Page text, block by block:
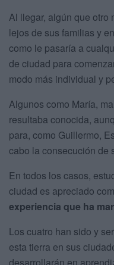
Al llegar, algún que otro
lejos de sus familias y
como le pasaría a
de ciudad para
modo más individual y
Algunos como María,
resultaba conocida,
para, como Guillermo,
cabo la consecución de
En todos los casos,
ciudad es apreciado
experiencia que ha
Los cuatro han sido y
esta tierra en sus